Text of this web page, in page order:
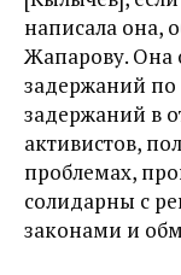
написала она,
Жапарову. Она
задержаний
задержаний в
активистов,
проблемах,
солидарны с
законами и